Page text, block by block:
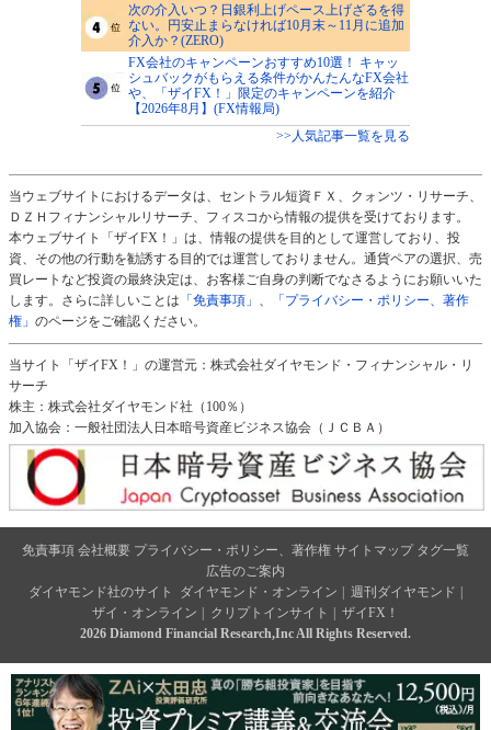
次の介入いつ？日銀利上げペース上げざるを得
ない。円安止まらなければ10月末～11月に追加
介入か？(ZERO)
FX会社のキャンペーンおすすめ10選！ キャッ
シュバックがもらえる条件がかんたんなFX会社
や、「ザイFX！」限定のキャンペーンを紹介
【2026年8月】(FX情報局)
>>人気記事一覧を見る
当ウェブサイトにおけるデータは、セントラル短資ＦＸ、クォンツ・リサーチ、
ＤＺＨフィナンシャルリサーチ、フィスコから情報の提供を受けております。
本ウェブサイト「ザイFX！」は、情報の提供を目的として運営しており、投
資、その他の行動を勧誘する目的では運営しておりません。通貨ペアの選択、売
買レートなど投資の最終決定は、お客様ご自身の判断でなさるようにお願いいた
します。さらに詳しいことは 「免責事項」
「プライバシー・ポリシー、著作
権」 のページをご確認ください。
当サイト「ザイFX！」の運営元：株式会社ダイヤモンド・フィナンシャル・リ
サーチ
株主：株式会社ダイヤモンド社（100％）
加入協会：一般社団法人日本暗号資産ビジネス協会（ＪＣＢＡ）
免責事項 会社概要 プライバシー・ポリシー、著作権 サイトマップ タグ一覧
広告のご案内
ダイヤモンド社のサイト
ダイヤモンド・オンライン 週刊ダイヤモンド
ザイ・オンライン
クリプトインサイト
ザイFX！
2026 Diamond Financial Research,Inc All Rights Reserved.